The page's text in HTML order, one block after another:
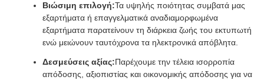
Βιώσιμη επιλογή:Τα υψηλής ποιότητας συμβατά μας
εξαρτήματα ή επαγγελματικά αναδιαμορφωμένα
εξαρτήματα παρατείνουν τη διάρκεια ζωής του εκτυπωτή
ενώ μειώνουν ταυτόχρονα τα ηλεκτρονικά απόβλητα.
Δεσμεύσεις αξίας:Παρέχουμε την τέλεια ισορροπία
απόδοσης, αξιοπιστίας και οικονομικής απόδοσης για να